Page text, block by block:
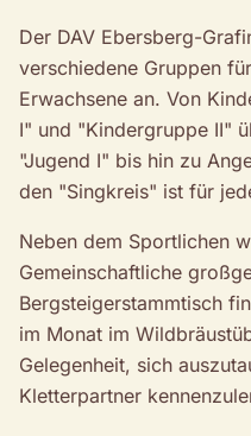
Der DAV Ebersberg-
verschiedene Gruppen
Erwachsene an. Von
I" und "Kindergruppe II"
"Jugend I" bis hin zu
den "Singkreis" ist für
Neben dem Sportlichen
Gemeinschaftliche
Bergsteigerstammtisch
im Monat im
Gelegenheit, sich
Kletterpartner